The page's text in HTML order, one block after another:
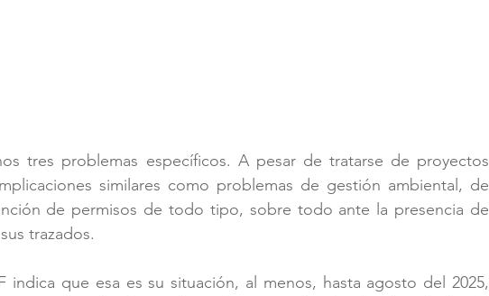
tres problemas específicos. A pesar de tratarse de proyectos
similares como problemas de gestión ambiental, de
de permisos de todo tipo, sobre todo ante la presencia de
trazados.
indica que esa es su situación, al menos, hasta agosto del 2025,